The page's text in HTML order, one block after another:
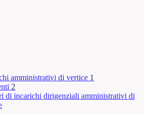
amministrativi di vertice 1
2
di incarichi dirigenziali amministrativi di